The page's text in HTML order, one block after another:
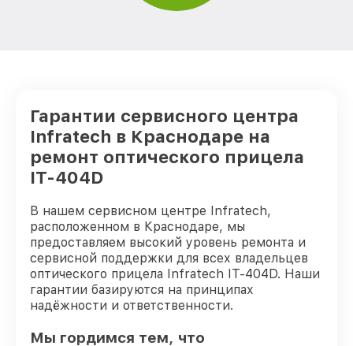
Гарантии сервисного центра
Infratech в Краснодаре на
ремонт оптического прицела
IT-404D
В нашем сервисном центре Infratech,
расположенном в Краснодаре, мы
предоставляем высокий уровень ремонта и
сервисной поддержки для всех владельцев
оптического прицела Infratech IT-404D. Наши
гарантии базируются на принципах
надёжности и ответственности.
Мы гордимся тем, что